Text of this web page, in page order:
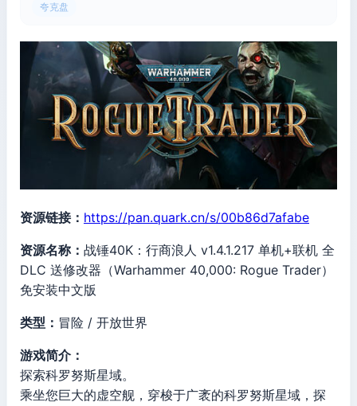
夸克盘
资源链接： https://pan.quark.cn/s/00b86d7afabe
资源名称： 战锤40K：行商浪人 v1.4.1.217 单机+联机 全
DLC 送修改器（Warhammer 40,000: Rogue Trader）
免安装中文版
类型： 冒险 / 开放世界
游戏简介：
探索科罗努斯星域。
乘坐您巨大的虚空舰，穿梭于广袤的科罗努斯星域，探